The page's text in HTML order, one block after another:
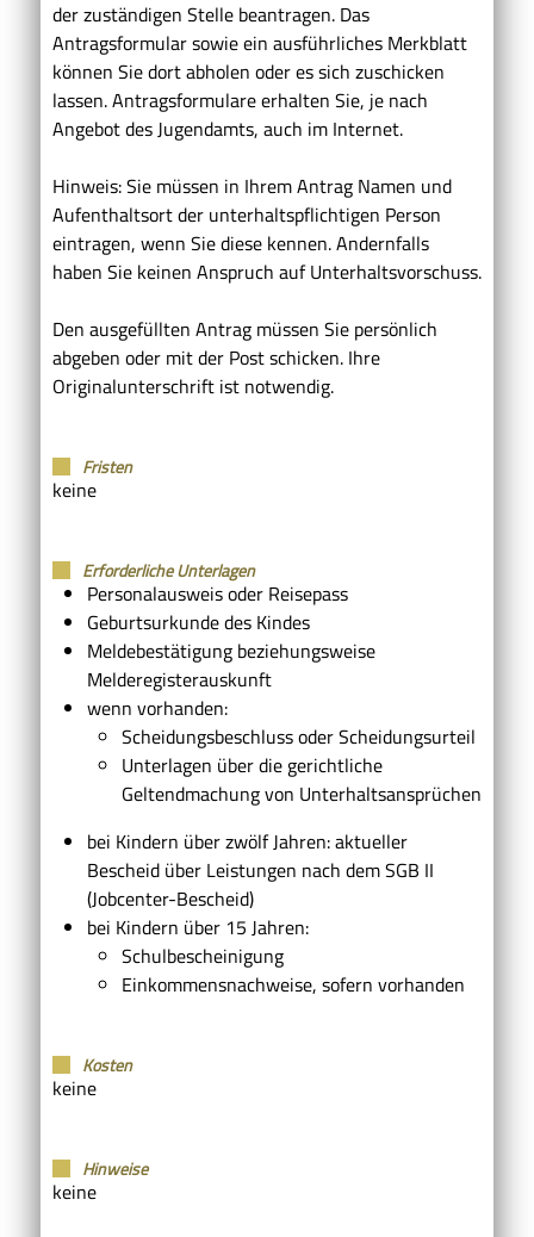
der zuständigen Stelle beantragen. Das
Antragsformular sowie ein ausführliches Merkblatt
können Sie dort abholen oder es sich zuschicken
lassen. Antragsformulare erhalten Sie, je nach
Angebot des Jugendamts, auch im Internet.
Hinweis:Sie müssen in Ihrem Antrag Namen und
Aufenthaltsort der unterhaltspflichtigen Person
eintragen, wenn Sie diese kennen. Andernfalls
haben Sie keinen Anspruch auf Unterhaltsvorschuss.
Den ausgefüllten Antrag müssen Sie persönlich
abgeben oder mit der Post schicken. Ihre
Originalunterschrift ist notwendig.
Fristen
keine
Erforderliche Unterlagen
Personalausweis oder Reisepass
Geburtsurkunde des Kindes
Meldebestätigung beziehungsweise
Melderegisterauskunft
wenn vorhanden:
Scheidungsbeschluss oder Scheidungsurteil
Unterlagen über die gerichtliche
Geltendmachung von Unterhaltsansprüchen
bei Kindern über zwölf Jahren: aktueller
Bescheid über Leistungen nach dem SGB II
(Jobcenter-Bescheid)
bei Kindern über 15 Jahren:
Schulbescheinigung
Einkommensnachweise, sofern vorhanden
Kosten
keine
Hinweise
keine